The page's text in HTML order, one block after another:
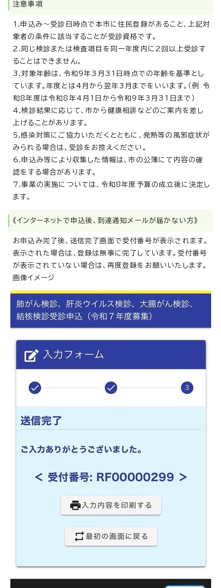
注意事項
1.申込み～受診日時点で本市に住民登録があること、上記対
象者の条件に該当することが受診資格です。
2.同じ検診または検査項目を同一年度内に2回以上受診す
ることはできません。
3.対象年齢は、令和9年3月31日時点での年齢を基準とし
ています。年度とは4月から翌年3月までをいいます。（例 令
和8年度は令和8年4月1日から令和9年3月31日まで）
4.検診結果に応じて、市から健康相談などのご案内を差し
上げることがあります。
5.感染対策にご協力いただくとともに、発熱等の風邪症状が
みられる場合は、受診をお控えください。
6.申込み等により収集した情報は、市の公簿にて内容の確
認をする場合があります。
7.事業の実施については、令和8年度予算の成立後に決定し
ます。
《インターネットで申込後、到達通知メールが届かない方》
お申込み完了後、送信完了画面で受付番号が表示されます。
表示された場合は、登録は無事に完了しています。受付番号
が表示されていない場合は、再度登録をお願いいたします。
画像イメージ